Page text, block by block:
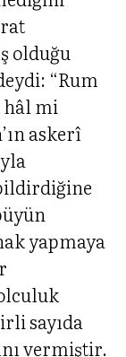
olduğu
“Rum
hâl mi
askerî
yapmaya
sayıda
vermiştir.